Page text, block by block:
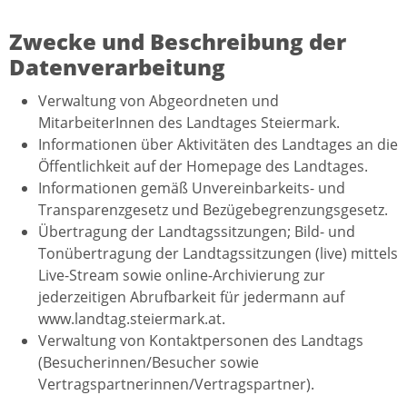
Zwecke und Beschreibung der
Datenverarbeitung
Verwaltung von Abgeordneten und
MitarbeiterInnen des Landtages Steiermark.
Informationen über Aktivitäten des Landtages an die
Öffentlichkeit auf der Homepage des Landtages.
Informationen gemäß Unvereinbarkeits- und
Transparenzgesetz und Bezügebegrenzungsgesetz.
Übertragung der Landtagssitzungen; Bild- und
Tonübertragung der Landtagssitzungen (live) mittels
Live-Stream sowie online-Archivierung zur
jederzeitigen Abrufbarkeit für jedermann auf
www.landtag.steiermark.at.
Verwaltung von Kontaktpersonen des Landtags
(Besucherinnen/Besucher sowie
Vertragspartnerinnen/Vertragspartner).